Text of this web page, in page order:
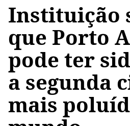
Instituição
que Porto
pode ter
a segunda
mais